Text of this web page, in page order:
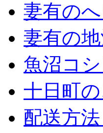
妻有の
妻有の
魚沼コ
十日町
配送方